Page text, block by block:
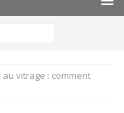
vitrage : comment